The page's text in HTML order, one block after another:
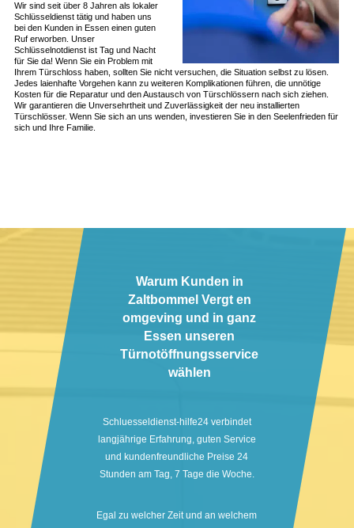
Wir sind seit über 8 Jahren als lokaler
Schlüsseldienst tätig und haben uns
bei den Kunden in Essen einen guten
Ruf erworben. Unser
Schlüsselnotdienst ist Tag und Nacht
für Sie da! Wenn Sie ein Problem mit
Ihrem Türschloss haben, sollten Sie nicht versuchen, die Situation selbst zu lösen.
Jedes laienhafte Vorgehen kann zu weiteren Komplikationen führen, die unnötige
Kosten für die Reparatur und den Austausch von Türschlössern nach sich ziehen.
Wir garantieren die Unversehrtheit und Zuverlässigkeit der neu installierten
Türschlösser. Wenn Sie sich an uns wenden, investieren Sie in den Seelenfrieden für
sich und Ihre Familie.
Warum Kunden in
Zaltbommel Vergt en
omgeving und in ganz
Essen unseren
Türnotöffnungsservice
wählen
Schluesseldienst-hilfe24 verbindet
langjährige Erfahrung, guten Service
und kundenfreundliche Preise 24
Stunden am Tag, 7 Tage die Woche.
Egal zu welcher Zeit und an welchem